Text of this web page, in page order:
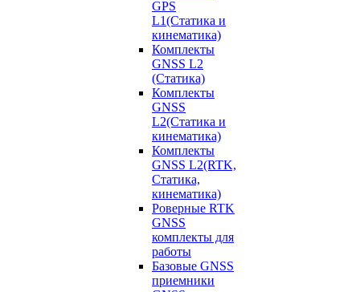
GPS
L1(Статика и
кинематика)
Комплекты
GNSS L2
(Статика)
Комплекты
GNSS
L2(Статика и
кинематика)
Комплекты
GNSS L2(RTK,
Статика,
кинематика)
Роверные RTK
GNSS
комплекты для
работы
Базовые GNSS
приемники